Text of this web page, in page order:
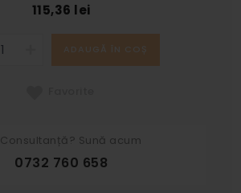
115,36 lei
ADAUGĂ ÎN COȘ
Consultanță? Sună acum
0732 760 658